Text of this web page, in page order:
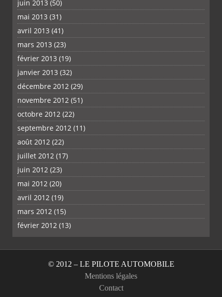
juin 2013 (50)
mai 2013 (31)
avril 2013 (41)
mars 2013 (23)
février 2013 (19)
janvier 2013 (32)
décembre 2012 (29)
novembre 2012 (51)
octobre 2012 (22)
septembre 2012 (11)
août 2012 (22)
juillet 2012 (17)
juin 2012 (23)
mai 2012 (20)
avril 2012 (19)
mars 2012 (15)
février 2012 (13)
© 2012 – LE PILOTE AUTOMOBILE
Mentions légales
Contact